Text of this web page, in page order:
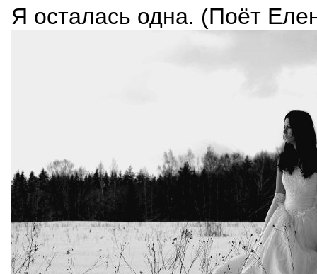
Я осталась одна. (Поёт